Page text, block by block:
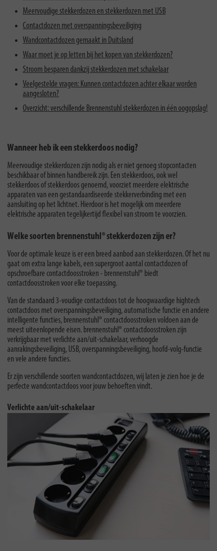
Meervoudige stekkerdozen en stekkerdozen met USB
Contactdozen met overspanningsbeveiliging
Wandcontactdozen gemaakt in Duitsland
Waar moet je op letten bij het kopen van stekkerdozen?
Stroom besparen dankzij stekkerdozen met schakelaar
Veelgestelde vragen: Kunnen contactdozen achter elkaar worden
aangesloten?
Overzicht: verschillende Brennenstuhl stekkerdozen in één oogopslag!
Wanneer heb ik een stekkerdoos nodig?
Meervoudige stekkerdozen zijn nodig als er niet genoeg stopcontacten
beschikbaar of binnen handbereik zijn. Een stekkerdoos, ook wel
stekkerdoos of stekkerdoos genoemd, voorziet meerdere elektrische
apparaten van een gestandaardiseerde stekkerverbinding met een
aansluiting op het lichtnet. Hierdoor is het mogelijk om meerdere
elektrische apparaten tegelijkertijd flexibel van stroom te voorzien.
Welke soorten brennenstuhl® stekkerdozen zijn er?
Voor de optimale keuze is er een breed aanbod aan stekkerdozen. Of het nu
gaat om extra lange kabels, een supergroot aantal contactdozen of
opschroefbare contactdoosstroken - brennenstuhl® biedt
contactdoosstroken voor elke toepassing.
Van de standaard 3-voudige contactdoos tot de hoogwaardige hightech
contactdoos met overspanningsbeveiliging, automatische functie en andere
intelligente functies, brennenstuhl® contactdoosstroken voldoen aan de
meest uiteenlopende eisen. brennenstuhl® contactdoosstroken zijn
verkrijgbaar met verlichte aan/uit-schakelaar, verhoogde
aanrakingsbeveiliging, USB, overspanningsbeveiliging, hoofd-volg-functie
en vele andere functies.
Er zijn verschillende soorten wandcontactdozen, wij laten je zien hoe je de
perfecte wandcontactdoos voor jouw behoeften vindt.
Verlichte aan/uit-schakelaar